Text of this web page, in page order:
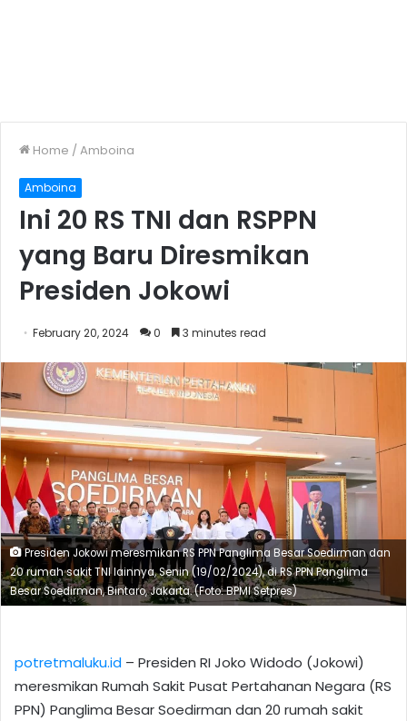
Home /Amboina
Amboina
Ini 20 RS TNI dan RSPPN
yang Baru Diresmikan
Presiden Jokowi
February 20, 2024 0 3 minutes read
Presiden Jokowi meresmikan RS PPN Panglima Besar Soedirman dan
20 rumah sakit TNI lainnya, Senin (19/02/2024), di RS PPN Panglima
Besar Soedirman, Bintaro, Jakarta. (Foto: BPMI Setpres)
potretmaluku.id – Presiden RI Joko Widodo (Jokowi)
meresmikan Rumah Sakit Pusat Pertahanan Negara (RS
PPN) Panglima Besar Soedirman dan 20 rumah sakit